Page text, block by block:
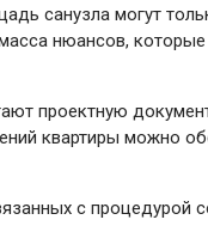
санузла могут
нюансов,
проектную
квартиры можно
с процедурой